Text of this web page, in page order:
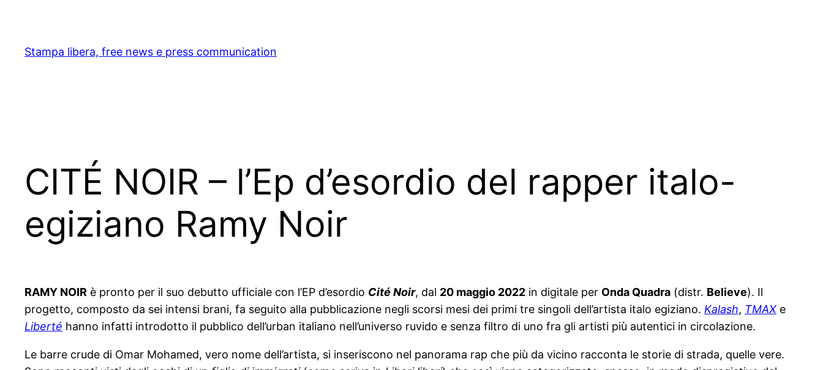
content
Stampa libera, free news e press communication
CITÉ NOIR – l’Ep d’esordio del rapper italo-
egiziano Ramy Noir
RAMY NOIR è pronto per il suo debutto ufficiale con l’EP d’esordio Cité Noir, dal 20 maggio 2022 in digitale per Onda Quadra (distr. Believe). Il
progetto, composto da sei intensi brani, fa seguito alla pubblicazione negli scorsi mesi dei primi tre singoli dell’artista italo egiziano. Kalash, TMAX e
Liberté hanno infatti introdotto il pubblico dell’urban italiano nell’universo ruvido e senza filtro di uno fra gli artisti più autentici in circolazione.
Le barre crude di Omar Mohamed, vero nome dell’artista, si inseriscono nel panorama rap che più da vicino racconta le storie di strada, quelle vere.